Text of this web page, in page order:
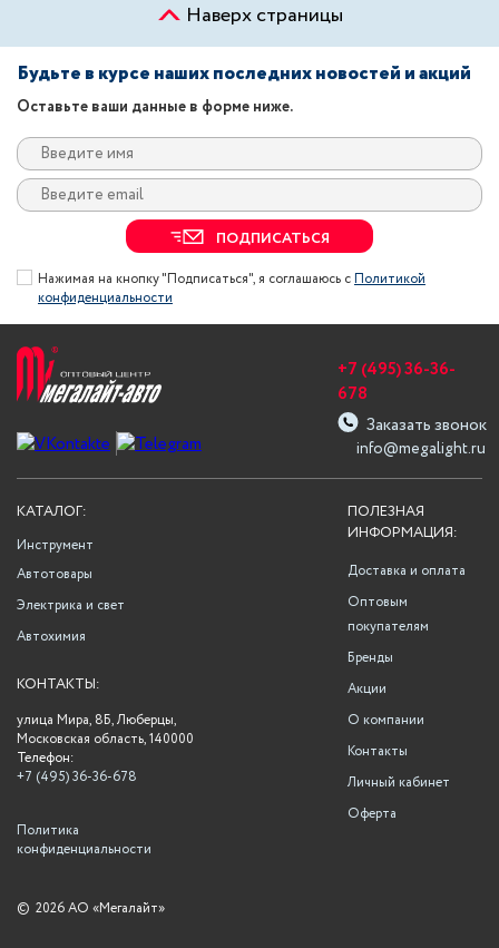
Наверх страницы
Будьте в курсе наших последних новостей и акций
Оставьте ваши данные в форме ниже.
ПОДПИСАТЬСЯ
Нажимая на кнопку "Подписаться", я соглашаюсь сПолитикой
конфиденциальности
info@megalight.ru
+7 (495) 36-36-
678
Заказать звонок
ПОЛЕЗНАЯ
ИНФОРМАЦИЯ:
Доставка и оплата
Оптовым
покупателям
Бренды
Акции
О компании
Контакты
Личный кабинет
Оферта
КАТАЛОГ:
Инструмент
Автотовары
Электрика и свет
Автохимия
КОНТАКТЫ:
улица Мира, 8Б, Люберцы,
Московская область, 140000
Телефон:
+7 (495) 36-36-678
Политика
конфиденциальности
© 2026 АО «Мегалайт»